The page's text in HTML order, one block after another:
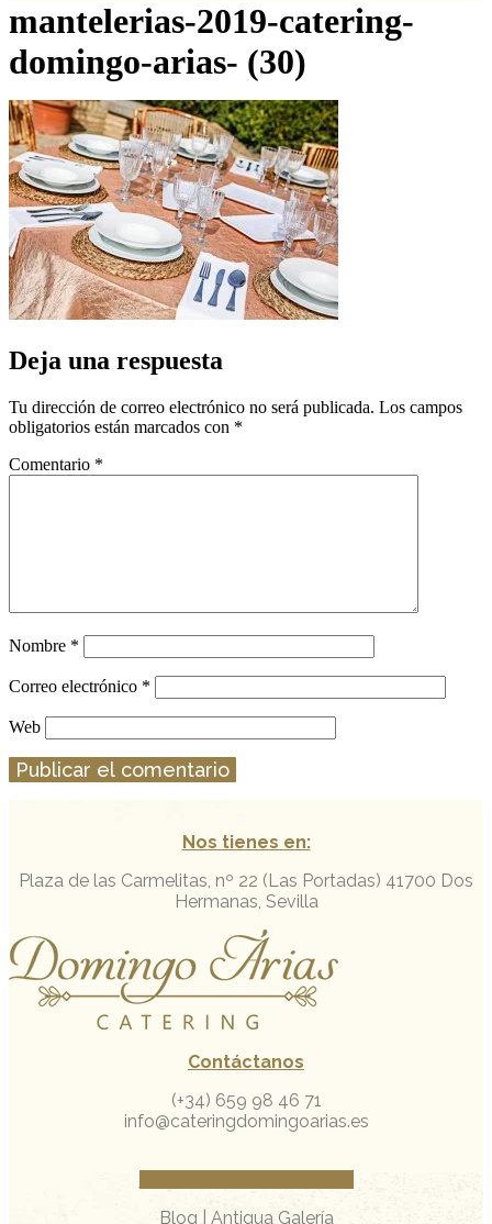
mantelerias-2019-catering-
domingo-arias- (30)
Deja una respuesta
Tu dirección de correo electrónico no será publicada. Los campos
obligatorios están marcados con *
Comentario *
Nombre *
Correo electrónico *
Web
Nos tienes en:
Plaza de las Carmelitas, nº 22 (Las Portadas) 41700 Dos
Hermanas, Sevilla
Contáctanos
(+34) 659 98 46 71
info@cateringdomingoarias.es
Blog Antigua Galería